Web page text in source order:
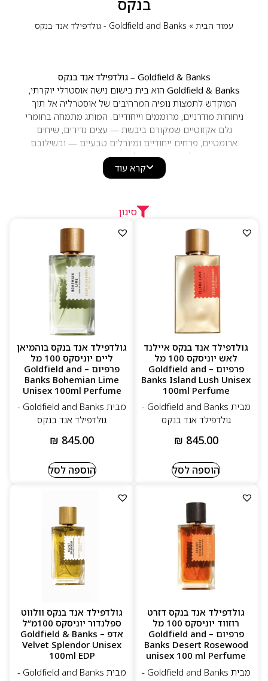
בנקס
עמוד הבית» Goldfield and Banks - גולדפילד אנד בנקס
Goldfield & Banks – גולדפילד אנד בנקס
Goldfield & Banksהוא בית בישום נישה אוסטרלי יוקרתי,
המוקדש לתמצות נופיה המרהיבים של אוסטרליה אל תוך
ניחוחות מודרניים, מרוממים וייחודיים. המותג מתמחה בחומרי
גלם אקזוטיים שמקורם ביבשת — עצים נדירים, שיחים
ארומטיים, פרחים ייחודיים ומינרלים טבעיים — ובשילובם
לקומפוזיציות אלגנטיות ומדויקות.
עציים, מינרליים, פרחוניים והדריים, היוצרים ריחות נקיים,
מקום או חוויה אוסטרלית אמיתית — מהחופים הבהירים ועד
יערות הגשם, ומהמדבר האדום ועד לשדות הפריחה.
ליין הבשמים כולל יצירות מוערכות כמו
Pacific Rock Moss
White Sandalwood
Desert Rosewood,Bohemian
Lime, ועוד — כל אחד מהם בעל חתימה ריחנית ייחודית
שעוטפת את הלובש באנרגיה טבעית, רעננה ואותנטית.
למה לבחור ב–Goldfield & Banks
חומרי גלם אוסטרליים נדירים ואיכותיים
בישום נישה אלגנטי שמתאים ליום ולערב
עיצובים מודרניים בהשראת נופי אוסטרליה
קרא עוד
סינון
גולדפילד אנד בנקס איילנד
לאש יוניסקס 100 מל
פרפיום – Goldfield and
Banks Island Lush Unisex
100ml Perfume
מבית Goldfield and Banks -
גולדפילד אנד בנקס
₪ 845.00
הוספה לסל
גולדפילד אנד בנקס בוהמיאן
ליים יוניסקס 100 מל
פרפיום – Goldfield and
Banks Bohemian Lime
Unisex 100ml Perfume
מבית Goldfield and Banks -
גולדפילד אנד בנקס
₪ 845.00
הוספה לסל
גולדפילד אנד בנקס דזרט
רוזווד יוניסקס 100 מל
פרפיום – Goldfield and
Banks Desert Rosewood
unisex 100 ml Perfume
מבית Goldfield and Banks -
גולדפילד אנד בנקס וולווט
ספלנדור יוניסקס 100מ”ל
אדפ – Goldfield & Banks
Velvet Splendor Unisex
100ml EDP
מבית Goldfield and Banks -